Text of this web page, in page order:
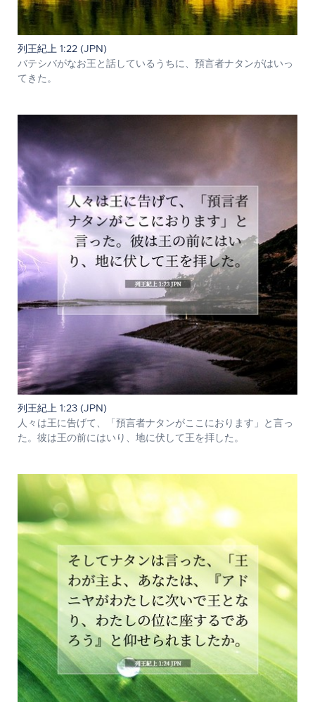
列王紀上 1:22 (JPN)
バテシバがなお王と話しているうちに、預言者ナタンがはいっ
てきた。
列王紀上 1:23 (JPN)
人々は王に告げて、「預言者ナタンがここにおります」と言っ
た。彼は王の前にはいり、地に伏して王を拝した。